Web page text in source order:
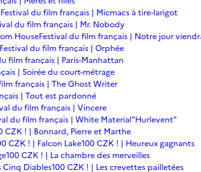
Festival du film français | Micmacs à tire-larigot
du film français | Mr. Nobody
HouseFestival du film français | Notre jour
Festival du film français | Orphée
film français | Paris-Manhattan
| Soirée du court-métrage
français | The Ghost Writer
| Tout est pardonné
du film français | Vincere
du film français | White Material"Hurlevent"
CZK ! | Bonnard, Pierre et Marthe
CZK ! | Falcon Lake100 CZK ! | Heureux gagnants
100 CZK ! | La chambre des merveilles
Cinq Diables100 CZK ! | Les crevettes pailletées